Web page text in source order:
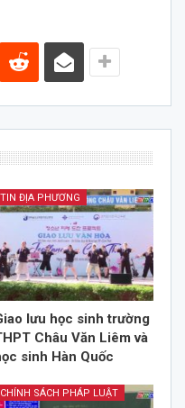
TIN ĐỊA PHƯƠNG
lưu học sinh trường
Châu Văn Liêm và
sinh Hàn Quốc
CHÍNH SÁCH PHÁP LUẬT